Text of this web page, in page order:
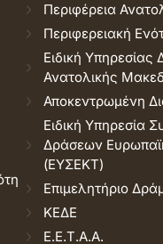
Περιφέρεια
Περιφερειακή
Ειδική Υπηρεσίας
Ανατολικής
Αποκεντρωμένη
Ειδική Υπηρεσία
Δράσεων
(ΕΥΣΕΚΤ)
Επιμελητήριο
ΚΕΔΕ
Ε.Ε.Τ.Α.Α.